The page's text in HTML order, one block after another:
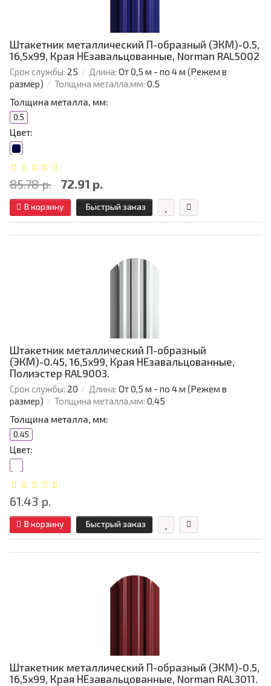
Штакетник металлический П-образный (ЭКМ)-0.5,
16,5х99, Края НЕзавальцованные, Norman RAL5002
Срок службы: 25 Длина: От 0,5 м - по 4 м (Режем в
размер)
Толщина металла,мм: 0.5
Толщина металла, мм:
0.5
Цвет:
85.78 р. 72.91 р.
В корзину Быстрый заказ
Штакетник металлический П-образный
(ЭКМ)-0.45, 16,5х99, Края НЕзавальцованные,
Полиэстер RAL9003.
Срок службы: 20 Длина: От 0,5 м - по 4 м (Режем в
размер)
Толщина металла,мм: 0.45
Толщина металла, мм:
0.45
Цвет:
61.43 р.
В корзину Быстрый заказ
Штакетник металлический П-образный (ЭКМ)-0.5,
16,5х99, Края НЕзавальцованные, Norman RAL3011.